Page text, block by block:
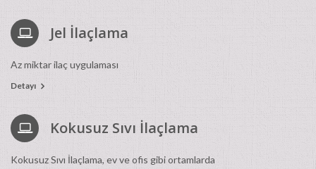
Jel İlaçlama
Az miktar ilaç uygulaması
Detayı
Kokusuz Sıvı İlaçlama
Kokusuz Sıvı İlaçlama, ev ve ofis gibi ortamlarda